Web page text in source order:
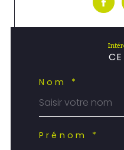
Nom *
Prénom *